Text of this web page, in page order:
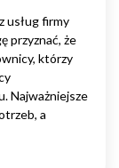
usług firmy
przyznać, że
którzy
Najważniejsze
a